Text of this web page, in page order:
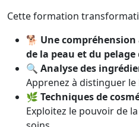
Cette formation
🐕 Une
de la peau et du pelage
🔍 Analyse des
Apprenez à distinguer
🌿 Techniques de
Exploitez le pouvoir de